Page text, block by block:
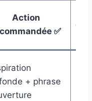
Action
✅
+ phrase